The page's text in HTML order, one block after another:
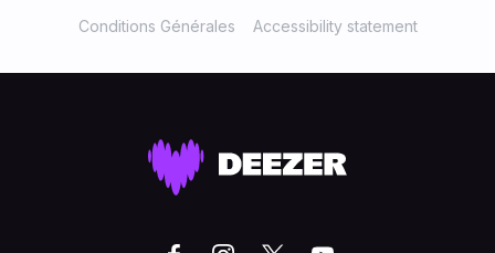
Conditions Générales Accessibility statement